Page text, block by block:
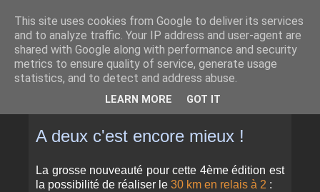
A deux c'est encore mieux !
La grosse nouveauté pour cette 4ème édition est
la possibilité de réaliser le 30 km en relais à 2 :
This site uses cookies from Google to deliver its services
and to analyze traffic. Your IP address and user-agent are
shared with Google along with performance and security
metrics to ensure quality of service, generate usage
statistics, and to detect and address abuse.
LEARN MORE GOT IT